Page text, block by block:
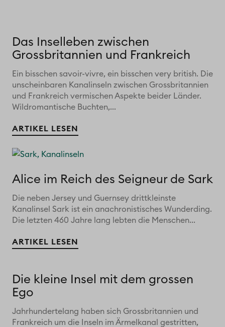
Das Inselleben zwischen
Grossbritannien und Frankreich
Ein bisschen savoir-vivre, ein bisschen very british. Die
unscheinbaren Kanalinseln zwischen Grossbritannien
und Frankreich vermischen Aspekte beider Länder.
Wildromantische Buchten,...
ARTIKEL LESEN
Alice im Reich des Seigneur de Sark
Die neben Jersey und Guernsey drittkleinste
Kanalinsel Sark ist ein anachronistisches Wunderding.
Die letzten 460 Jahre lang lebten die Menschen...
ARTIKEL LESEN
Die kleine Insel mit dem grossen
Ego
Jahrhundertelang haben sich Grossbritannien und
Frankreich um die Inseln im Ärmelkanal gestritten,